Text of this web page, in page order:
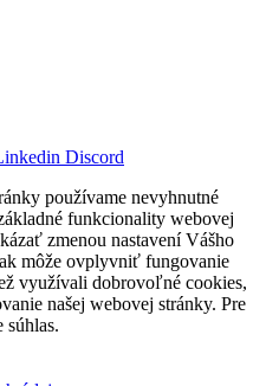
Discord
používame nevyhnutné
funkcionality webovej
zmenou nastavení Vášho
môže ovplyvniť fungovanie
využívali dobrovoľné cookies,
našej webovej stránky. Pre